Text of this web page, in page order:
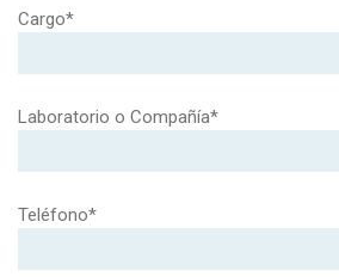
Cargo*
Laboratorio o Compañía*
Teléfono*